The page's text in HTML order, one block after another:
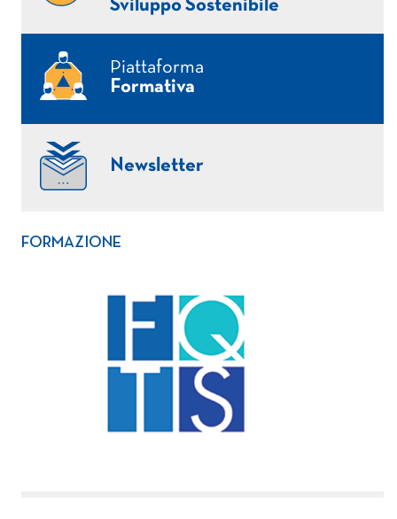
Sviluppo Sostenibile
Piattaforma
Formativa
Newsletter
FORMAZIONE